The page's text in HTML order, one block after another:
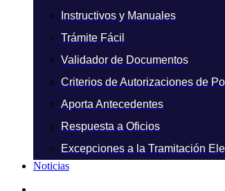
Instructivos y Manuales
Trámite Fácil
Validador de Documentos
Criterios de Autorizaciones de
Aporta Antecedentes
Respuesta a Oficios
Excepciones a la Tramitación
Noticias